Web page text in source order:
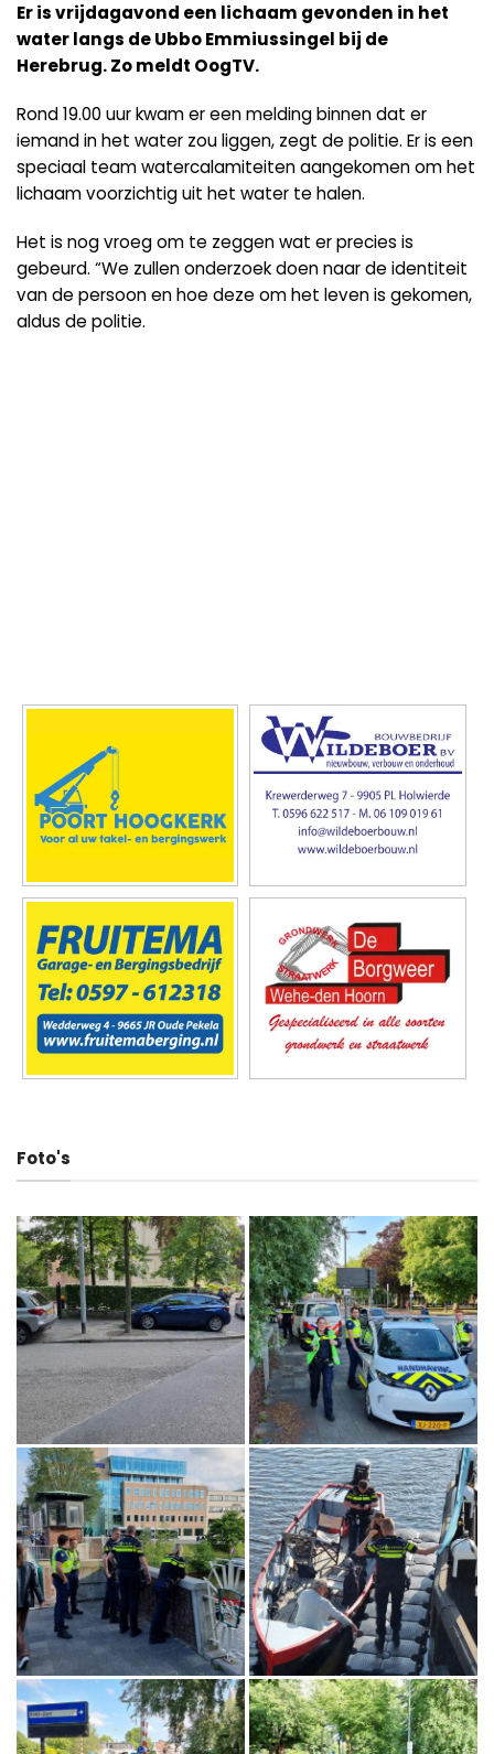
Er is vrijdagavond een lichaam gevonden in het
water langs de Ubbo Emmiussingel bij de
Herebrug. Zo meldt OogTV.
Rond 19.00 uur kwam er een melding binnen dat er
iemand in het water zou liggen, zegt de politie. Er is een
speciaal team watercalamiteiten aangekomen om het
lichaam voorzichtig uit het water te halen.
Het is nog vroeg om te zeggen wat er precies is
gebeurd. “We zullen onderzoek doen naar de identiteit
van de persoon en hoe deze om het leven is gekomen,
aldus de politie.
Foto's